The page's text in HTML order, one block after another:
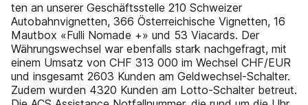
ten an unserer Geschäftsstelle 210 Schweizer
Autobahnvignetten, 366 Österreichische Vignetten, 16
Mautbox «Fulli Nomade +» und 53 Viacards. Der
Währungswechsel war ebenfalls stark nachgefragt, mit
einem Umsatz von CHF 313 000 im Wechsel CHF/EUR
und insgesamt 2603 Kunden am Geldwechsel-Schalter.
Zudem wurden 4320 Kunden am Lotto-Schalter betreut.